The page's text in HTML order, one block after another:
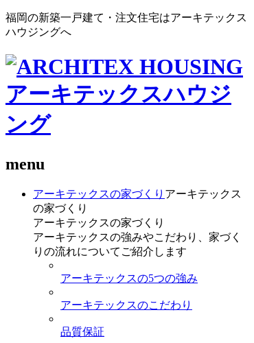
福岡の新築一戸建て・注文住宅はアーキテックス
ハウジングへ
menu
アーキテックスの家づくり アーキテックス
の家づくり
アーキテックスの家づくり
アーキテックスの強みやこだわり、家づく
りの流れについてご紹介します
アーキテックスの5つの強み
アーキテックスのこだわり
品質保証